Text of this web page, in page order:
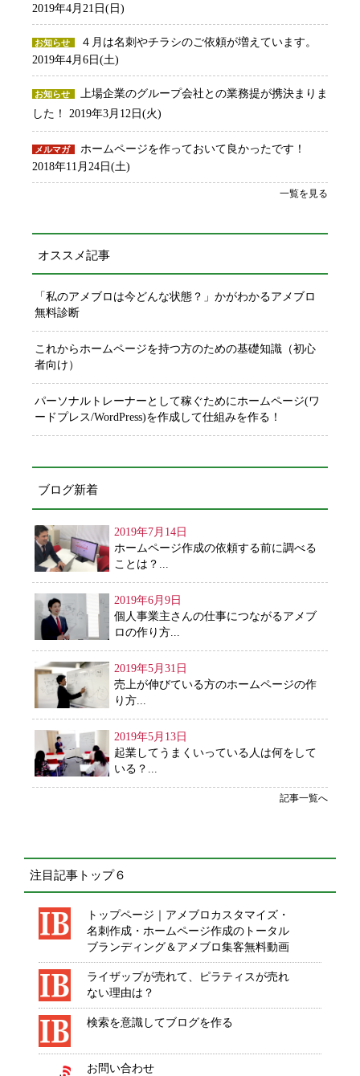
2019年4月21日(日)
お知らせ
４月は名刺やチラシのご依頼が増えています。
2019年4月6日(土)
お知らせ
上場企業のグループ会社との業務提が携決まりま
した！ 2019年3月12日(火)
メルマガ
ホームページを作っておいて良かったです！
2018年11月24日(土)
一覧を見る
オススメ記事
「私のアメブロは今どんな状態？」かがわかるアメブロ
無料診断
これからホームページを持つ方のための基礎知識（初心
者向け）
パーソナルトレーナーとして稼ぐためにホームページ(ワ
ードプレス/WordPress)を作成して仕組みを作る！
ブログ新着
2019年7月14日
ホームページ作成の依頼する前に調べる
ことは？...
2019年6月9日
個人事業主さんの仕事につながるアメブ
ロの作り方...
2019年5月31日
売上が伸びている方のホームページの作
り方...
2019年5月13日
起業してうまくいっている人は何をして
いる？...
記事一覧へ
注目記事トップ６
トップページ｜アメブロカスタマイズ・
名刺作成・ホームページ作成のトータル
ブランディング＆アメブロ集客無料動画
ライザップが売れて、ピラティスが売れ
ない理由は？
検索を意識してブログを作る
お問い合わせ